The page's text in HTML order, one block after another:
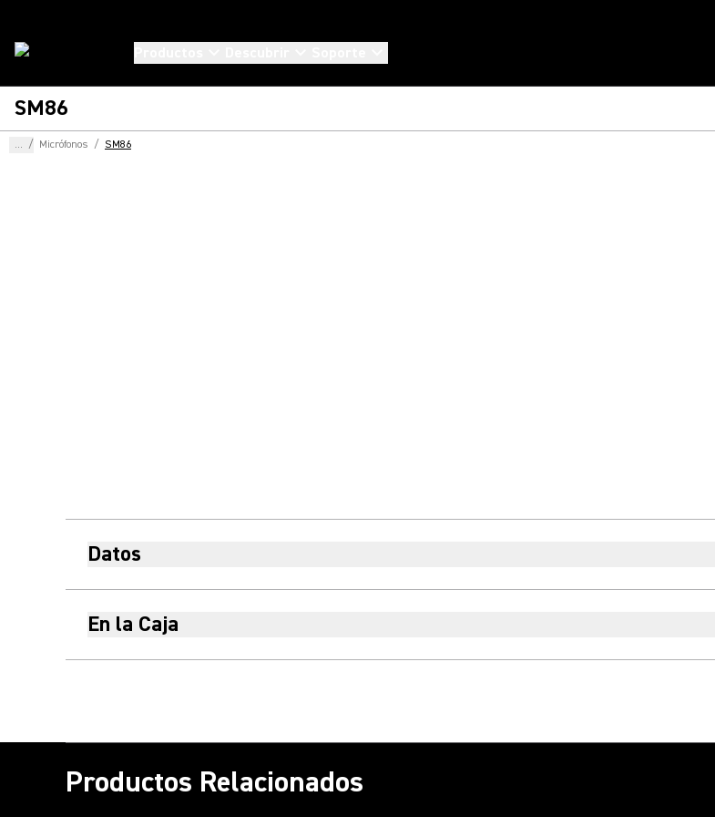
SM86
... / Micrófonos / SM86
Datos
En la Caja
Productos Relacionados